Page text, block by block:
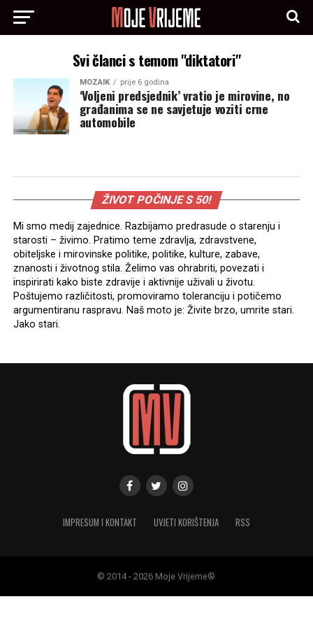
Svi članci s temom "diktatori"
MOZAIK prije 6 godina
‘Voljeni predsjednik’ vratio je mirovine, no
građanima se ne savjetuje voziti crne
automobile
ŽIVOT POČINJE S 50!
Mi smo medij zajednice. Razbijamo predrasude o starenju i
starosti – živimo. Pratimo teme zdravlja, zdravstvene,
obiteljske i mirovinske politike, politike, kulture, zabave,
znanosti i životnog stila. Želimo vas ohrabriti, povezati i
inspirirati kako biste zdravije i aktivnije uživali u životu.
Poštujemo različitosti, promoviramo toleranciju i potičemo
argumentiranu raspravu. Naš moto je: Živite brzo, umrite stari.
Jako stari.
IMPRESUM I KONTAKT UVJETI KORIŠTENJA RSS
© 2014 - 2026 Moje Vrijeme®